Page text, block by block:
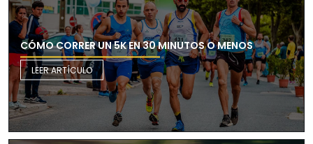
CÓMO CORRER UN 5K EN 30 MINUTOS O MENOS
LEER ARTÍCULO